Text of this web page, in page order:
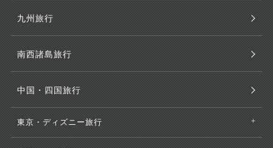
九州旅行
南西諸島旅行
中国・四国旅行
東京・ディズニー旅行